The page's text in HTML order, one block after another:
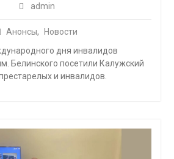
admin
Анонсы,
Новости
дня инвалидов
Белинского посетили Калужский
и инвалидов.